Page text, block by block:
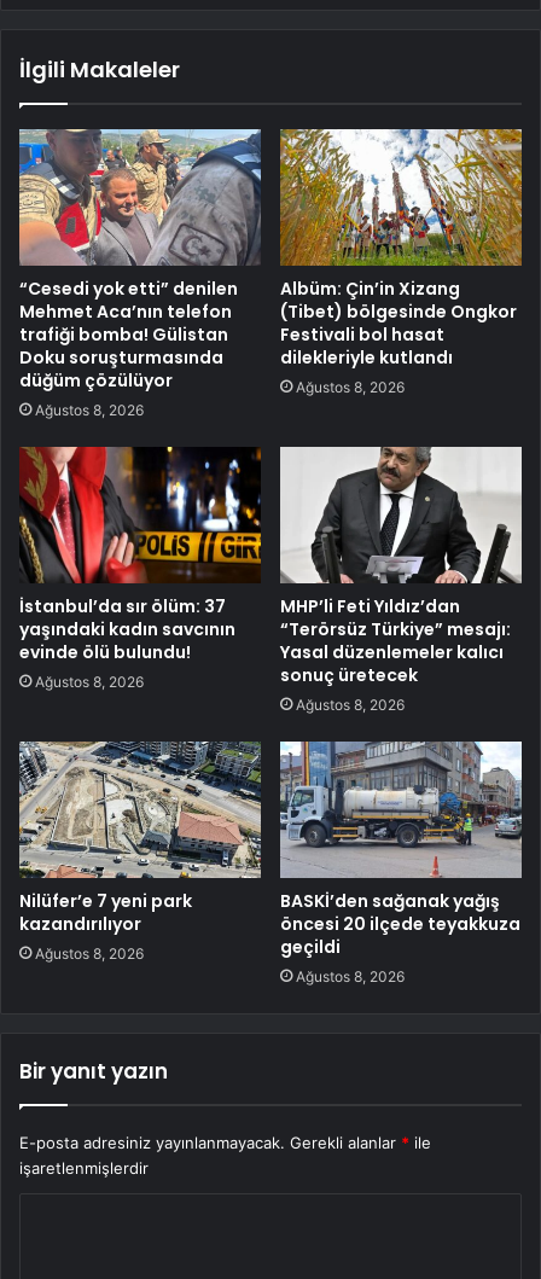
İlgili Makaleler
“Cesedi yok etti” denilen
Mehmet Aca’nın telefon
trafiği bomba! Gülistan
Doku soruşturmasında
düğüm çözülüyor
Ağustos 8, 2026
Albüm: Çin’in Xizang
(Tibet) bölgesinde Ongkor
Festivali bol hasat
dilekleriyle kutlandı
Ağustos 8, 2026
İstanbul’da sır ölüm: 37
yaşındaki kadın savcının
evinde ölü bulundu!
Ağustos 8, 2026
MHP’li Feti Yıldız’dan
“Terörsüz Türkiye” mesajı:
Yasal düzenlemeler kalıcı
sonuç üretecek
Ağustos 8, 2026
Nilüfer’e 7 yeni park
kazandırılıyor
Ağustos 8, 2026
BASKİ’den sağanak yağış
öncesi 20 ilçede teyakkuza
geçildi
Ağustos 8, 2026
Bir yanıt yazın
E-posta adresiniz yayınlanmayacak. Gerekli alanlar * ile
işaretlenmişlerdir